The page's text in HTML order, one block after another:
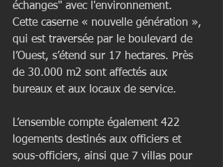
échanges" avec l'environnement.
Cette caserne « nouvelle génération »,
qui est traversée par le boulevard de
l’Ouest, s’étend sur 17 hectares. Près
de 30.000 m2 sont affectés aux
bureaux et aux locaux de service.
L’ensemble compte également 422
logements destinés aux officiers et
sous-officiers, ainsi que 7 villas pour